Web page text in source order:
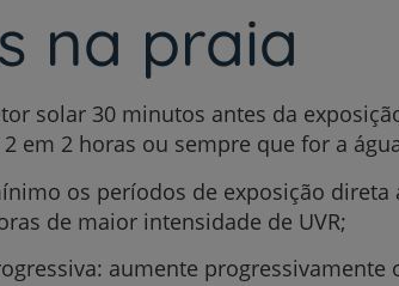
CUF
+CUF
na praia
solar 30 minutos antes da
em 2 horas ou sempre que for a
os períodos de exposição direta
de maior intensidade de UVR;
aumente progressivamente